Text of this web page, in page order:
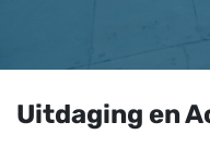
Uitdaging en